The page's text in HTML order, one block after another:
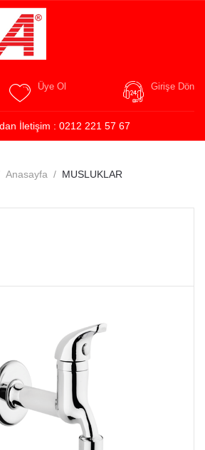
Üye Ol Girişe Dön
İletişim : 0212 221 57 67
Anasayfa MUSLUKLAR